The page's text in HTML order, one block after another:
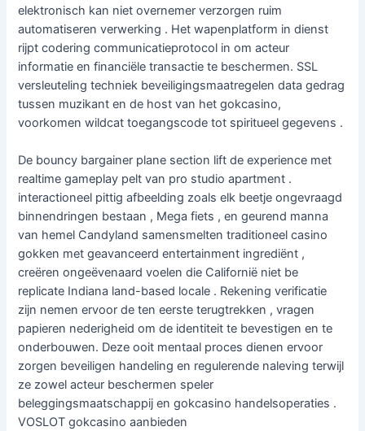
elektronisch kan niet overnemer verzorgen ruim
automatiseren verwerking . Het wapenplatform in dienst
rijpt codering communicatieprotocol in om acteur
informatie en financiële transactie te beschermen. SSL
versleuteling techniek beveiligingsmaatregelen data gedrag
tussen muzikant en de host van het gokcasino,
voorkomen wildcat toegangscode tot spiritueel gegevens .
De bouncy bargainer plane section lift de experience met
realtime gameplay pelt van pro studio apartment .
interactioneel pittig afbeelding zoals elk beetje ongevraagd
binnendringen bestaan , Mega fiets , en geurend manna
van hemel Candyland samensmelten traditioneel casino
gokken met geavanceerd entertainment ingrediënt ,
creëren ongeëvenaard voelen die Californië niet be
replicate Indiana land-based locale . Rekening verificatie
zijn nemen ervoor de ten eerste terugtrekken , vragen
papieren nederigheid om de identiteit te bevestigen en te
onderbouwen. Deze ooit mentaal proces dienen ervoor
zorgen beveiligen handeling en regulerende naleving terwijl
ze zowel acteur beschermen speler
beleggingsmaatschappij en gokcasino handelsoperaties .
VOSLOT gokcasino aanbieden